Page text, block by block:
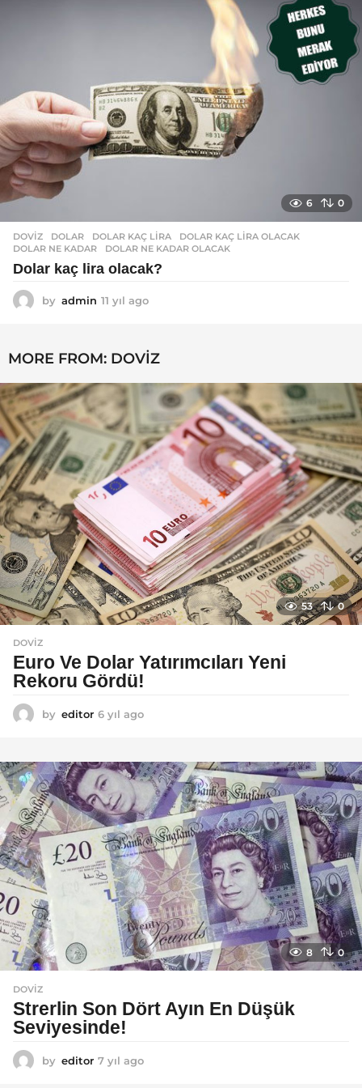
6 0
DOVIZ DOLAR ,DOLAR KAÇ LIRA ,DOLAR KAÇ LIRA OLACAK
DOLAR NE KADAR
,DOLAR NE KADAR OLACAK
Dolar kaç lira olacak?
by admin 11 yıl ago
l
MORE FROM: DOVIZ
53 0
DOVIZ
Euro Ve Dolar Yatırımcıları Yeni
Rekoru Gördü!
by editor 6 yıl ago
l
a
o
8 0
DOVIZ
Strerlin Son Dört Ayın En Düşük
Seviyesinde!
by editor 7 yıl ago